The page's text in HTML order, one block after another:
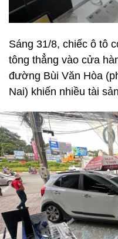
Sáng 31/8, chiếc ô tô
tông thẳng vào cửa
đường Bùi Văn Hòa
Nai) khiến nhiều tài